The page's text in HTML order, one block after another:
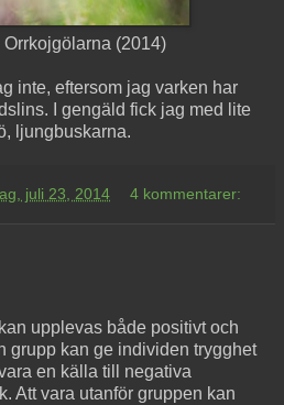
(2014)
inte, eftersom jag varken har
I gengäld fick jag med lite
ljungbuskarna.
juli 23, 2014 4 kommentarer:
upplevas både positivt och
grupp kan ge individen trygghet
en källa till negativa
Att vara utanför gruppen kan